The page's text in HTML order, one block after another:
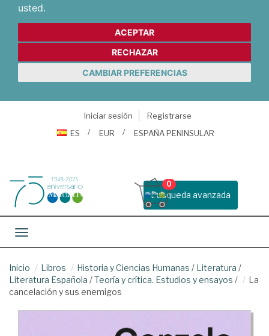
usted.
ACEPTAR
RECHAZAR
CAMBIAR PREFERENCIAS
Iniciar sesión
Registrarse
ES
EUR ESPAÑA PENINSULAR
Busqueda avanzada
0
Toggle navigation
Inicio Libros Historia y Ciencias Humanas / Literatura /
Literatura Española /Teoría y crítica. Estudios y ensayos /
La
cancelación y sus enemigos